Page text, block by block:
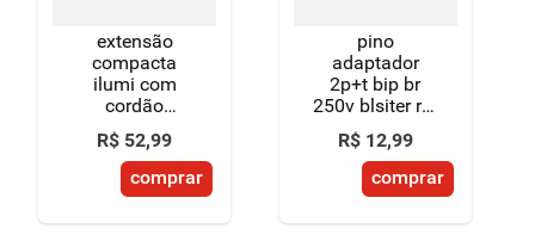
extensão
compacta
ilumi com
cordão
paralelo 5
metros
R$ 52,99
comprar
pino
adaptador
2p+t bip br
250v blsiter ref
1211b
R$ 12,99
comprar